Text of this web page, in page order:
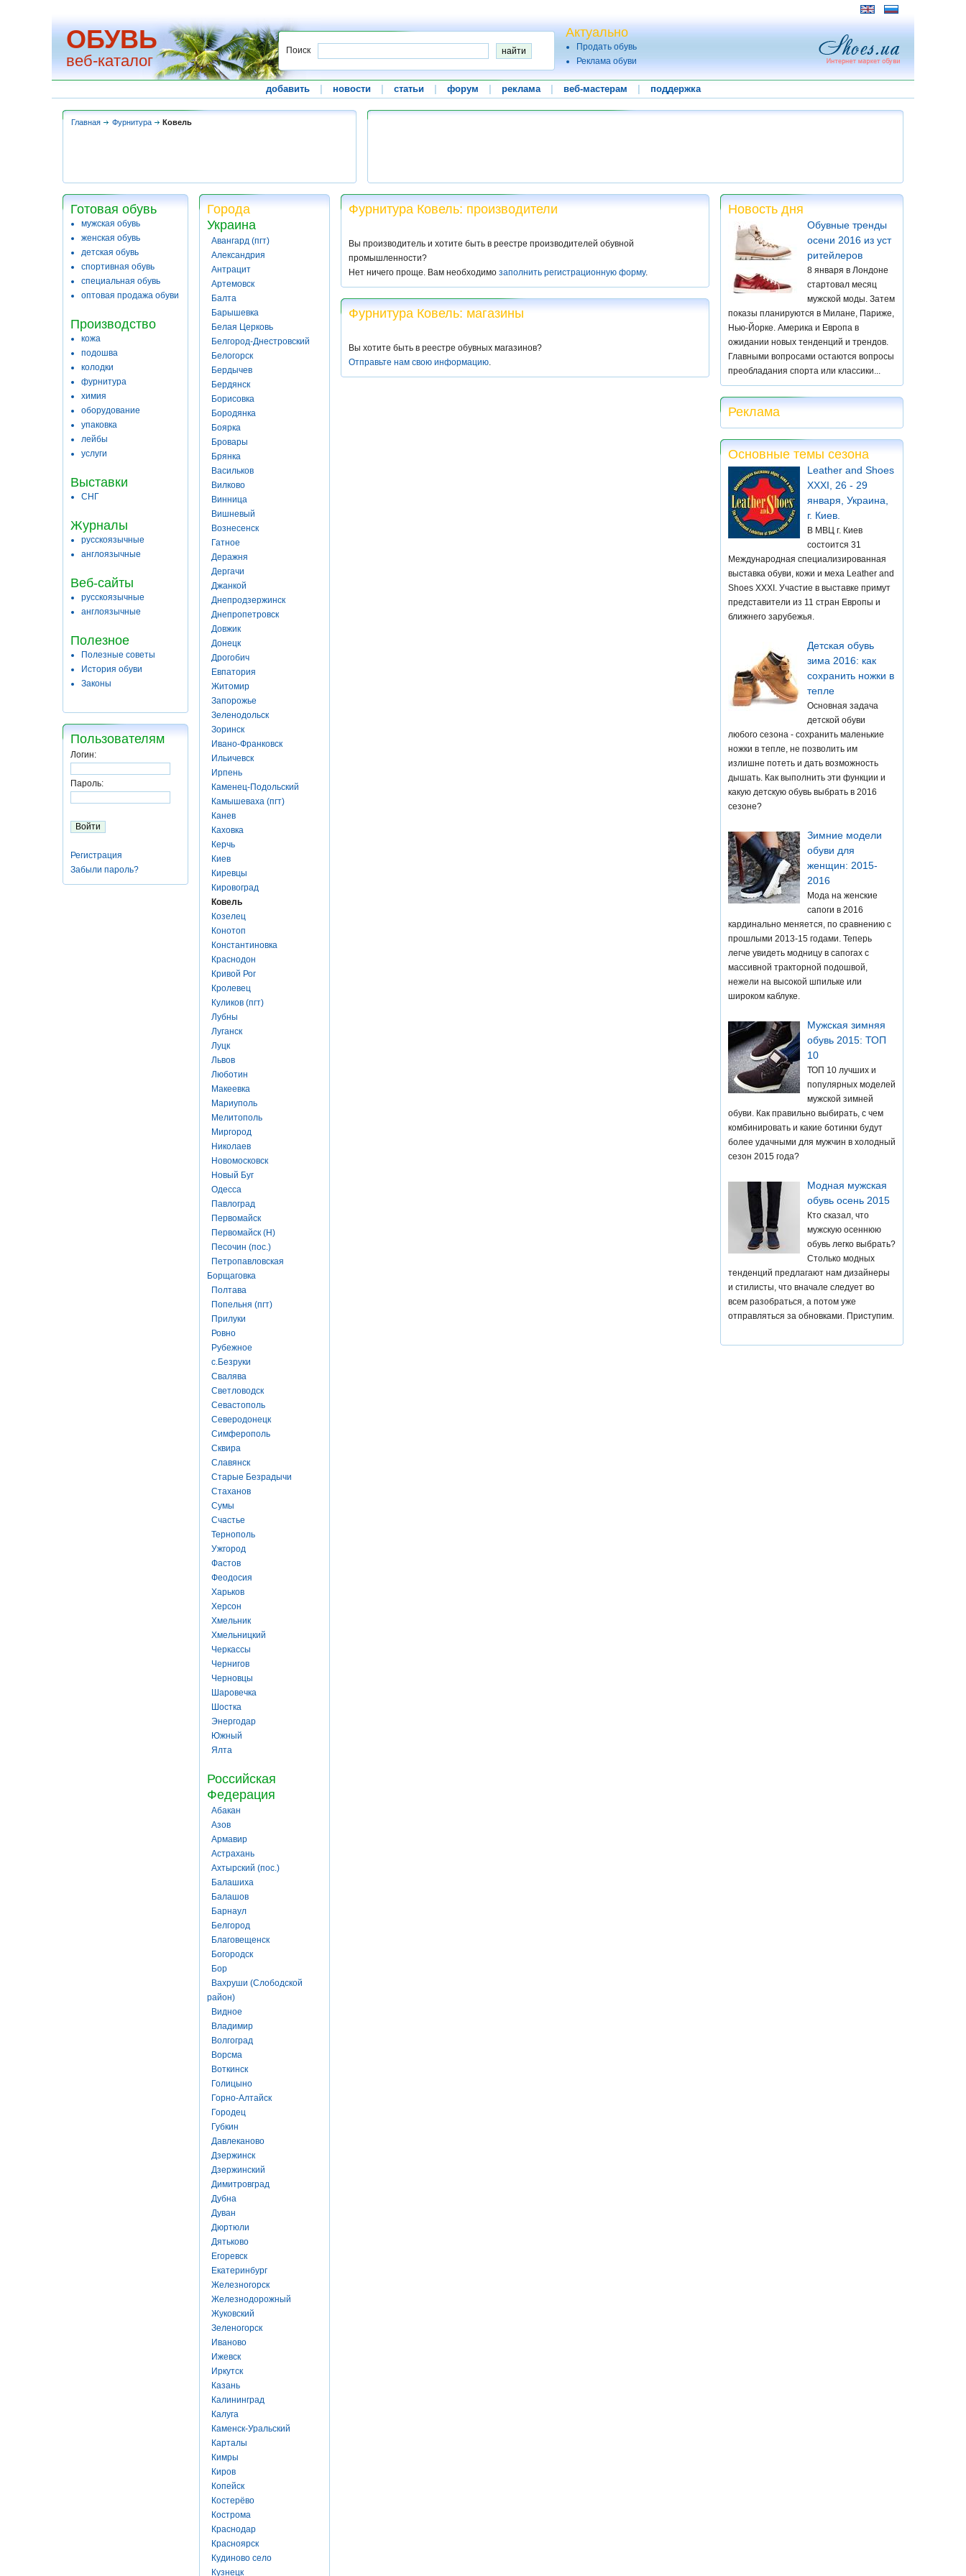
ОБУВЬ
веб-каталог
Поиск
Актуально
Продать обувь
Реклама обуви
добавить новости статьи форум реклама веб-мастерам поддержка
Главная Фурнитура Ковель
Готовая обувь
мужская обувь
женская обувь
детская обувь
спортивная обувь
специальная обувь
оптовая продажа обуви
Производство
кожа
подошва
колодки
фурнитура
химия
оборудование
упаковка
лейбы
услуги
Выставки
СНГ
Журналы
русскоязычные
англоязычные
Веб-сайты
русскоязычные
англоязычные
Полезное
Полезные советы
История обуви
Законы
Пользователям
Логин:
Пароль:
Регистрация
Забыли пароль?
Города
Украина
Авангард (пгт)
Александрия
Антрацит
Артемовск
Балта
Барышевка
Белая Церковь
Белгород-Днестровский
Белогорск
Бердычев
Бердянск
Борисовка
Бородянка
Боярка
Бровары
Брянка
Васильков
Вилково
Винница
Вишневый
Вознесенск
Гатное
Деражня
Дергачи
Джанкой
Днепродзержинск
Днепропетровск
Довжик
Донецк
Дрогобич
Евпатория
Житомир
Запорожье
Зеленодольск
Зоринск
Ивано-Франковск
Ильичевск
Ирпень
Каменец-Подольский
Камышеваха (пгт)
Канев
Каховка
Керчь
Киев
Киревцы
Кировоград
Ковель
Козелец
Конотоп
Константиновка
Краснодон
Кривой Рог
Кролевец
Куликов (пгт)
Лубны
Луганск
Луцк
Львов
Люботин
Макеевка
Мариуполь
Мелитополь
Миргород
Николаев
Новомосковск
Новый Буг
Одесса
Павлоград
Первомайск
Первомайск (Н)
Песочин (пос.)
Петропавловская
Борщаговка
Полтава
Попельня (пгт)
Прилуки
Ровно
Рубежное
с.Безруки
Свалява
Светловодск
Севастополь
Северодонецк
Симферополь
Сквира
Славянск
Старые Безрадычи
Стаханов
Сумы
Счастье
Тернополь
Ужгород
Фастов
Феодосия
Харьков
Херсон
Хмельник
Хмельницкий
Черкассы
Чернигов
Черновцы
Шаровечка
Шостка
Энергодар
Южный
Ялта
Российская
Федерация
Абакан
Азов
Армавир
Астрахань
Ахтырский (пос.)
Балашиха
Балашов
Барнаул
Белгород
Благовещенск
Богородск
Бор
Вахруши (Слободской
район)
Видное
Владимир
Волгоград
Ворсма
Воткинск
Голицыно
Горно-Алтайск
Городец
Губкин
Давлеканово
Дзержинск
Дзержинский
Димитровград
Дубна
Дуван
Дюртюли
Дятьково
Егоревск
Екатеринбург
Железногорск
Железнодорожный
Жуковский
Зеленогорск
Иваново
Ижевск
Иркутск
Казань
Калининград
Калуга
Каменск-Уральский
Карталы
Кимры
Киров
Копейск
Костерёво
Кострома
Краснодар
Красноярск
Кудиново село
Кузнецк
Фурнитура Ковель: производители
Вы производитель и хотите быть в реестре производителей обувной
промышленности?
Нет ничего проще. Вам необходимо заполнить регистрационную форму.
Фурнитура Ковель: магазины
Вы хотите быть в реестре обувных магазинов?
Отправьте нам свою информацию.
Новость дня
Обувные тренды
осени 2016 из уст
ритейлеров
8 января в Лондоне
стартовал месяц
мужской моды. Затем
показы планируются в Милане, Париже,
Нью-Йорке. Америка и Европа в
ожидании новых тенденций и трендов.
Главными вопросами остаются вопросы
преобладания спорта или классики...
Реклама
Основные темы сезона
Leather and Shoes
XXXI, 26 - 29
января, Украина,
г. Киев.
В МВЦ г. Киев
состоится 31
Международная специализированная
выставка обуви, кожи и меха Leather and
Shoes XXXI. Участие в выставке примут
представители из 11 стран Европы и
ближнего зарубежья.
Детская обувь
зима 2016: как
сохранить ножки в
тепле
Основная задача
детской обуви
любого сезона - сохранить маленькие
ножки в тепле, не позволить им
излишне потеть и дать возможность
дышать. Как выполнить эти функции и
какую детскую обувь выбрать в 2016
сезоне?
Зимние модели
обуви для
женщин: 2015-
2016
Мода на женские
сапоги в 2016
кардинально меняется, по сравнению с
прошлыми 2013-15 годами. Теперь
легче увидеть модницу в сапогах с
массивной тракторной подошвой,
нежели на высокой шпильке или
широком каблуке.
Мужская зимняя
обувь 2015: ТОП
10
ТОП 10 лучших и
популярных моделей
мужской зимней
обуви. Как правильно выбирать, с чем
комбинировать и какие ботинки будут
более удачными для мужчин в холодный
сезон 2015 года?
Модная мужская
обувь осень 2015
Кто сказал, что
мужскую осеннюю
обувь легко выбрать?
Столько модных
тенденций предлагают нам дизайнеры
и стилисты, что вначале следует во
всем разобраться, а потом уже
отправляться за обновками. Приступим.